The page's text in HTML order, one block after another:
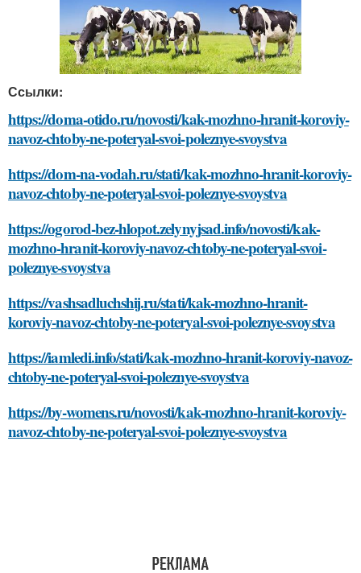
Ссылки:
https://doma-otido.ru/novosti/kak-mozhno-hranit-koroviy-
navoz-chtoby-ne-poteryal-svoi-poleznye-svoystva
https://dom-na-vodah.ru/stati/kak-mozhno-hranit-koroviy-
navoz-chtoby-ne-poteryal-svoi-poleznye-svoystva
https://ogorod-bez-hlopot.zelynyjsad.info/novosti/kak-
mozhno-hranit-koroviy-navoz-chtoby-ne-poteryal-svoi-
poleznye-svoystva
https://vashsadluchshij.ru/stati/kak-mozhno-hranit-
koroviy-navoz-chtoby-ne-poteryal-svoi-poleznye-svoystva
https://iamledi.info/stati/kak-mozhno-hranit-koroviy-navoz-
chtoby-ne-poteryal-svoi-poleznye-svoystva
https://by-womens.ru/novosti/kak-mozhno-hranit-koroviy-
navoz-chtoby-ne-poteryal-svoi-poleznye-svoystva